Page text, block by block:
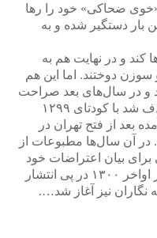
ضحاکی» خود را‌‌ رها
بار دستگیر شده و به
کند و در ‌‌نهایت هم به
دوختند. اما این هم
و در سال‌های بعد صراحت
بیشتری یافت. ورود او به تهران مصادف شد با کودتای ۱۲۹۹
بعد از فتح تهران در
آن سال‌ها مطبوعات از
برای بیان اعتراضات خود
نداشتند. اما این آزادی دیری نپایید و در اواخر ۱۳۰۰ در پی انتشار
‌نگاران نیز آغاز شد….